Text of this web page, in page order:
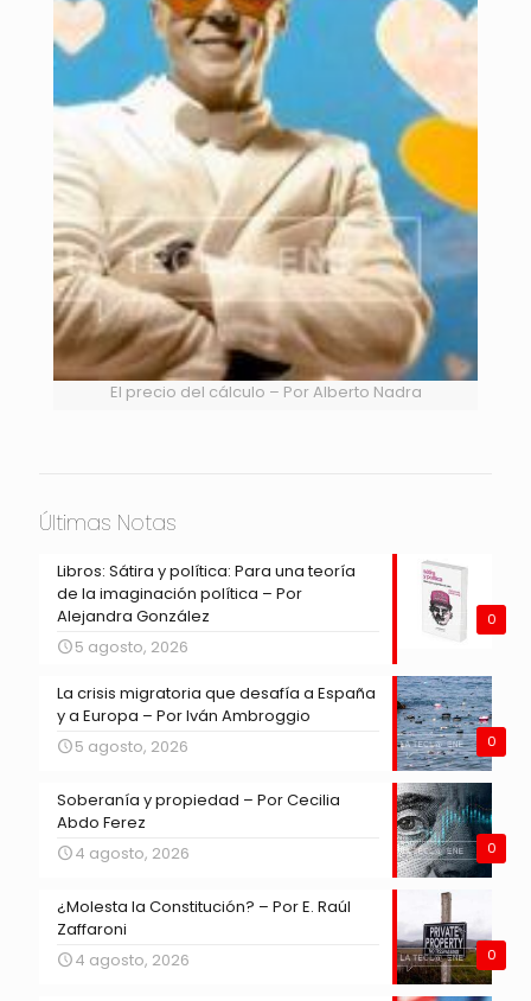
El precio del cálculo – Por Alberto Nadra
Últimas Notas
0
Libros: Sátira y política: Para una teoría
de la imaginación política – Por
Alejandra González
5 agosto, 2026
0
La crisis migratoria que desafía a España
y a Europa – Por Iván Ambroggio
5 agosto, 2026
0
Soberanía y propiedad – Por Cecilia
Abdo Ferez
4 agosto, 2026
0
¿Molesta la Constitución? – Por E. Raúl
Zaffaroni
4 agosto, 2026